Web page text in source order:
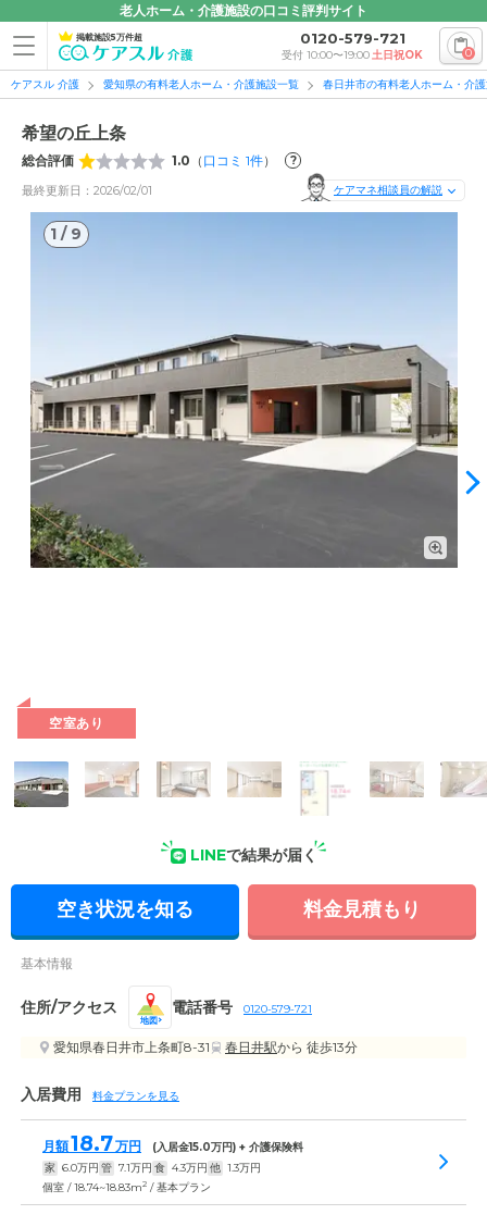
老人ホーム・介護施設の口コミ評判サイト
掲載施設5万件超 0120-579-721
受付 10:00〜19:00土日祝OK 0
ケアスル 介護 愛知県の有料老人ホーム・介護施設一覧 春日井市の有料老人ホーム・介
希望の丘上条
総合評価 1.0 （ 口コミ 1件） ?
最終更新日：2026/02/01 ケアマネ相談員の解説
1 / 9
1/
空室あり
LINEで結果が届く
空き状況を知る 料金見積もり
基本情報
住所/アクセス
地図
電話番号 0120-579-721
愛知県春日井市上条町8-31 春日井駅から 徒歩13分
入居費用 料金プランを見る
月額18.7万円 (入居金15.0万円) + 介護保険料
家 6.0万円 管 7.1万円 食 4.3万円 他 1.3万円
個室 / 18.74~18.83m2 / 基本プラン